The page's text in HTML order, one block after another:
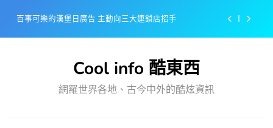
content
百事可樂的漢堡日廣告 主動向三大連鎖店招手
戴著金牌的醬油瓶 市佔率第一的龜甲萬廣告
感動落淚也笑到流淚的斷髮式
Cool info 酷東西
網羅世界各地、古今中外的酷炫資訊